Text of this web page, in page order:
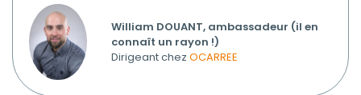
William DOUANT, ambassadeur (il en
connaît un rayon !)
Dirigeant chez OCARREE